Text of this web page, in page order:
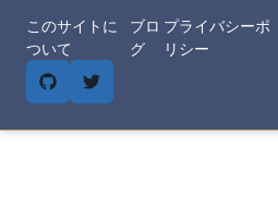
このサイトに
ついて
ブロ
グ
プライバシーポ
リシー